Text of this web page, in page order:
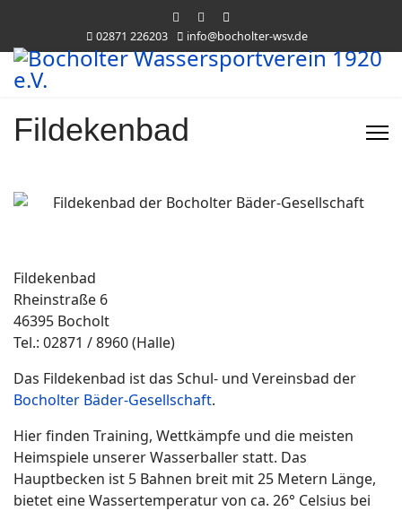
02871 226203 info@bocholter-wsv.de
Fildekenbad
Fildekenbad
Rheinstraße 6
46395 Bocholt
Tel.: 02871 / 8960 (Halle)
Das Fildekenbad ist das Schul- und Vereinsbad der
Bocholter Bäder-Gesellschaft.
Hier finden Training, Wettkämpfe und die meisten
Heimspiele unserer Wasserballer statt. Das
Hauptbecken ist 5 Bahnen breit mit 25 Metern Länge,
bietet eine Wassertemperatur von ca. 26° Celsius bei